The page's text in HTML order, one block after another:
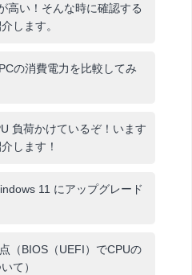
高い！そんな時に確認する
します。
の消費電力を比較してみ
負荷かけているぞ！います
します！
11 にアップグレード
（BIOS（UEFI）でCPUの
て）